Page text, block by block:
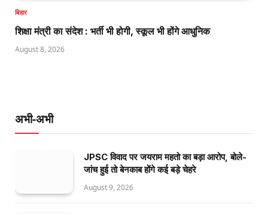
बिहार
शिक्षा मंत्री का संदेश : भर्ती भी होगी, स्कूल भी होंगे आधुनिक
August 8, 2026
अभी-अभी
JPSC विवाद पर जयराम महतो का बड़ा आरोप, बोले-
जांच हुई तो बेनकाब होंगे कई बड़े चेहरे
August 9, 2026